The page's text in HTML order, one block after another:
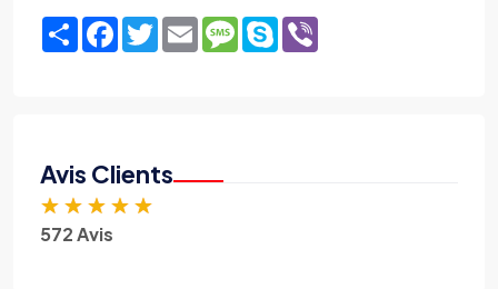
ShareFacebook
TwitterEmailMessage
Skype
Avis Clients
★ ★ ★ ★ ★
572 Avis